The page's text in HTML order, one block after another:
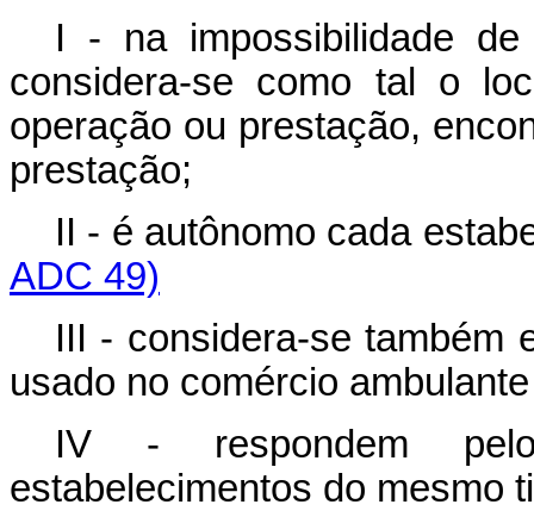
I - na impossibilidade de
considera-se como tal o
operação ou prestação,
prestação;
II - é autônomo cada
ADC 49)
III - considera-se também
usado no comércio
IV - respondem
estabelecimentos do mesmo